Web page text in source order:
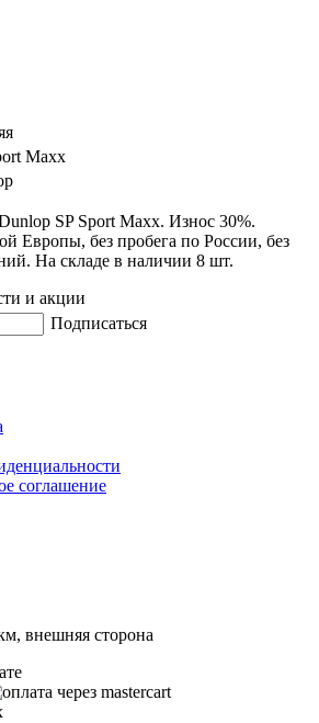
Maxx
SP Sport Maxx. Износ 30%.
Европы, без пробега по России, без
На складе в наличии 8 шт.
и акции
Подписаться
соглашение
внешняя сторона